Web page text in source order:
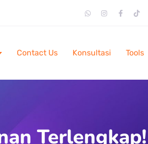
Contact Us Konsultasi Tools
Terlengkap!